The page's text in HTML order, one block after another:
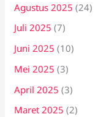
Agustus 2025 (24)
Juli 2025 (7)
Juni 2025 (10)
Mei 2025 (3)
April 2025 (3)
Maret 2025 (2)